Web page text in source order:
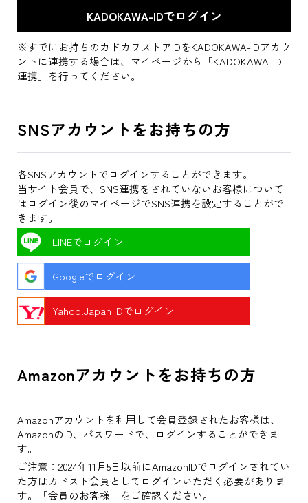
※すでにお持ちのカドカワストアIDをKADOKAWA-IDアカウ
ントに連携する場合は、マイページから「KADOKAWA-ID
連携」を行ってください。
SNSアカウントをお持ちの方
各SNSアカウントでログインすることができます。
当サイト会員で、SNS連携をされていないお客様について
はログイン後のマイページでSNS連携を設定することがで
きます。
LINEでログイン
Googleでログイン
Yahoo!Japan IDでログイン
Amazonアカウントをお持ちの方
Amazonアカウントを利用して会員登録されたお客様は、
AmazonのID、パスワードで、ログインすることができま
す。
ご注意：2024年11月5日以前にAmazonIDでログインされてい
た方はカドスト会員としてログインいただく必要がありま
す。「会員のお客様」をご確認ください。